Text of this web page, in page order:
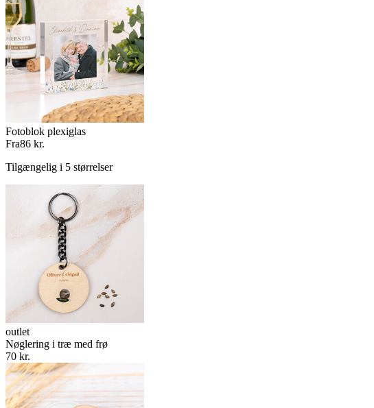
Fotoblok plexiglas
Fra86 kr.
Tilgængelig i 5 størrelser
outlet
Nøglering i træ med frø
70 kr.